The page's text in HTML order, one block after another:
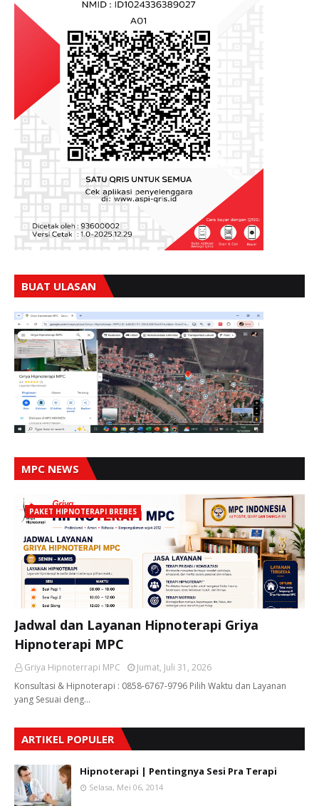
BUAT ULASAN
MPC NEWS
PAKET HIPNOTERAPI BREBES
Jadwal dan Layanan Hipnoterapi Griya
Hipnoterapi MPC
Griya Hipnoterrapi MPC
Jumat, Juli 31, 2026
Konsultasi & Hipnoterapi : 0858-6767-9796 Pilih Waktu dan Layanan
yang Sesuai deng…
ARTIKEL POPULER
Hipnoterapi | Pentingnya Sesi Pra Terapi
Selasa, Mei 06, 2014